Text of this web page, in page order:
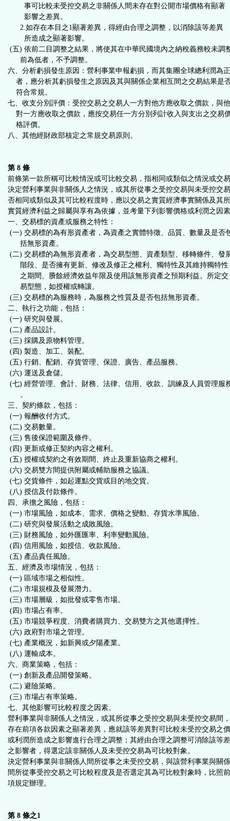
事可比較未受控交易之非關係人間未存在對公開市場價格有顯著
影響之差異。
2.如存在本目之1顯著差異，得經由合理之調整，以消除該等差異
所造成之顯著影響。
(五) 依前二目調整之結果，將使其在中華民國境內之納稅義務較未調
前為低者，不予調整。
六、分析虧損發生原因：營利事業申報虧損，而其集團全球總利潤為
者，應分析其虧損發生之原因及其與關係企業相互間之交易結果是
符合常規。
七、收支分別評價：受控交易之交易人一方對他方應收取之價款，與
對一方應收取之價款，應按交易任一方分別列計收入與支出之交易
格評價。
八、其他經財政部核定之常規交易原則。
第 8 條
前條第一款所稱可比較情況或可比較交易，指相同或類似之情況或交
決定營利事業與非關係人之情況，或其所從事之受控交易與未受控交
否相同或類似及其可比較程度時，應以交易之實質經濟事實關係及其
實質經濟利益之歸屬與享有為依據，並考量下列影響價格或利潤之因
一、交易標的資產或服務之特性：
(一) 交易標的為有形資產者，為資產之實體特徵、品質、數量及是否
括無形資產。
(二) 交易標的為無形資產者，為交易型態、資產類型、移轉條件、發
階段、是否擁有更新、修改及修正之權利、獨特性及其維持獨特性
之期間、賸餘經濟效益年限及使用該無形資產之預期利益。所定交
易型態，如授權或轉讓。
(三) 交易標的為服務時，為服務之性質及是否包括無形資產。
二、執行之功能，包括：
(一) 研究與發展。
(二) 產品設計。
(三) 採購及原物料管理。
(四) 製造、加工、裝配。
(五) 行銷、配銷、存貨管理、保證、廣告、產品服務。
(六) 運送及倉儲。
(七) 經營管理、會計、財務、法律、信用、收款、訓練及人員管理服
。
三、契約條款，包括：
(一) 報酬收付方式。
(二) 交易數量。
(三) 售後保證範圍及條件。
(四) 更新或修正契約內容之權利。
(五) 授權或契約之有效期間、終止及重新協商之權利。
(六) 交易雙方間提供附屬或輔助服務之協議。
(七) 交貨條件，如起運點交貨或目的地交貨。
(八) 授信及付款條件。
四、承擔之風險，包括：
(一) 市場風險，如成本、需求、價格之變動、存貨水準風險。
(二) 研究與發展活動之成敗風險。
(三) 財務風險，如外匯匯率、利率變動風險。
(四) 信用風險，如授信、收款風險。
(五) 產品責任風險。
五、經濟及市場情況，包括：
(一) 區域市場之相似性。
(二) 市場規模及發展潛力。
(三) 市場層級，如批發或零售市場。
(四) 市場占有率。
(五) 市場競爭程度、消費者購買力、交易雙方之其他選擇性。
(六) 政府對市場之管理。
(七) 產業概況，如新興或夕陽產業。
(八) 運輸成本。
六、商業策略，包括：
(一) 創新及產品開發策略。
(二) 避險策略。
(三) 市場占有率策略。
七、其他影響可比較程度之因素。
營利事業與非關係人之情況，或其所從事之受控交易與未受控交易間
存在前項各款因素之顯著差異，應就該等差異對可比較未受控交易之
或利潤所造成之影響進行合理之調整；其經由合理之調整可消除該等
之影響者，得選定該非關係人及未受控交易為可比較對象。
決定營利事業與非關係人間所從事之未受控交易，與該營利事業與關
間所從事受控交易之可比較程度及是否選定其為可比較對象時，比照
項規定辦理。
第 8 條之1